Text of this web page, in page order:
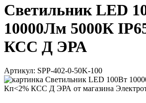
Светильник LED
10000Лм 5000К
КСС Д ЭРА
Артикул: SPP-402-0-50K-100